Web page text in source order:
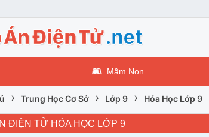
Mầm Non
› Trung Học Cơ Sở › Lớp 9 › Hóa Học Lớp 9
ĐIỆN TỬ HÓA HỌC LỚP 9